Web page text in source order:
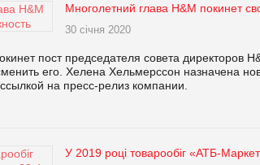
Многолетний глава H&M покинет
30 січня 2020
пост председателя совета директоров
его. Хелена Хельмерссон назначена
на пресс-релиз компании.
У 2019 році товарообіг «АТБ-